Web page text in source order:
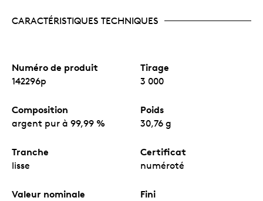
CARACTÉRISTIQUES TECHNIQUES
Numéro de produit
142296p
Tirage
3 000
Composition
argent pur à 99,99 %
Poids
30,76 g
Tranche
lisse
Certificat
numéroté
Valeur nominale Fini